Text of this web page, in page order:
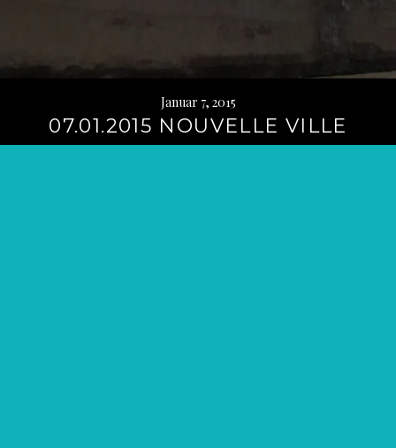
Januar 7, 2015
07.01.2015 NOUVELLE VILLE